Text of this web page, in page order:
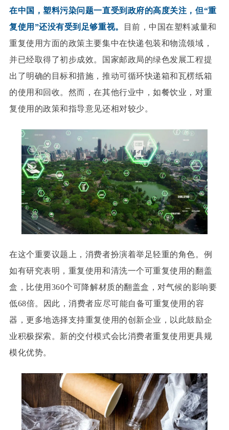
在中国，塑料污染问题一直受到政府的高度关注，但“重
复使用”还没有受到足够重视。
目前，中国在塑料减量和
重复使用方面的政策主要集中在快递包装和物流领域，
并已经取得了初步成效。国家邮政局的绿色发展工程提
出了明确的目标和措施，推动可循环快递箱和瓦楞纸箱
的使用和回收。然而，在其他行业中，如餐饮业，对重
复使用的政策和指导意见还相对较少。
在这个重要议题上，消费者扮演着举足轻重的角色。例
如有研究表明，重复使用和清洗一个可重复使用的翻盖
盒，比使用360个可降解材质的翻盖盒，对气候的影响要
低68倍。因此，消费者应尽可能自备可重复使用的容
器，更多地选择支持重复使用的创新企业，以此鼓励企
业积极探索。新的交付模式会比消费者重复使用更具规
模化优势。